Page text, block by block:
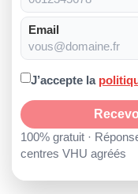
Email
J’accepte la
100% gratuit ·
centres VHU agréés